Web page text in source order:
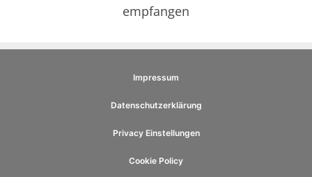
empfangen
Impressum
Datenschutzerklärung
Privacy Einstellungen
Cookie Policy